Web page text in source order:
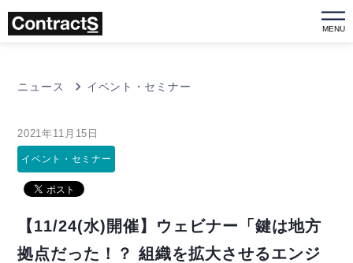
MENU
ニュース イベント・セミナー
2021年11月15日
イベント・セミナー
【11/24(水)開催】ウェビナー「鍵は地方
拠点だった！？ 組織を拡大させるエンジ